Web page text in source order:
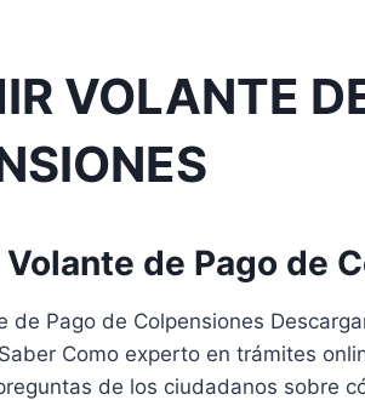
VOLANTE
de Pago de
de Pago de Colpensiones
Como experto en trámites
de los ciudadanos sobre